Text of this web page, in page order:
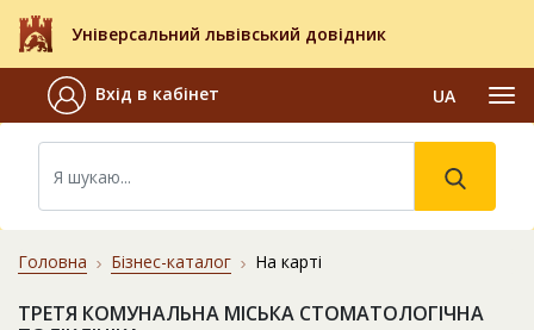
Універсальний львівський довідник
Вхід в кабінет UA
Головна Бізнес-каталог На карті
ТРЕТЯ КОМУНАЛЬНА МІСЬКА СТОМАТОЛОГІЧНА